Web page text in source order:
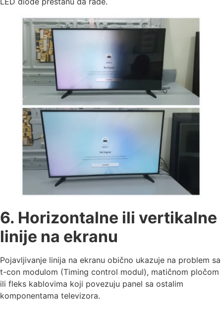
6. Horizontalne ili vertikalne
linije na ekranu
Pojavljivanje linija na ekranu obično ukazuje na problem sa
t-con modulom (Timing control modul), matičnom pločom
ili fleks kablovima koji povezuju panel sa ostalim
komponentama televizora.